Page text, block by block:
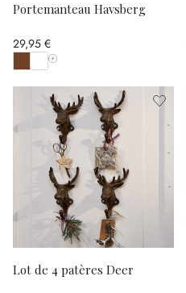
Portemanteau Havsberg
29,95 €
Afficher toutes les couleurs
Lot de 4 patères Deer